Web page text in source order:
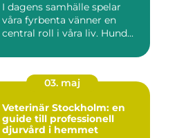
I dagens samhälle spelar
våra fyrbenta vänner en
central roll i våra liv. Hund...
03. maj
Veterinär Stockholm: en
guide till professionell
djurvård i hemmet